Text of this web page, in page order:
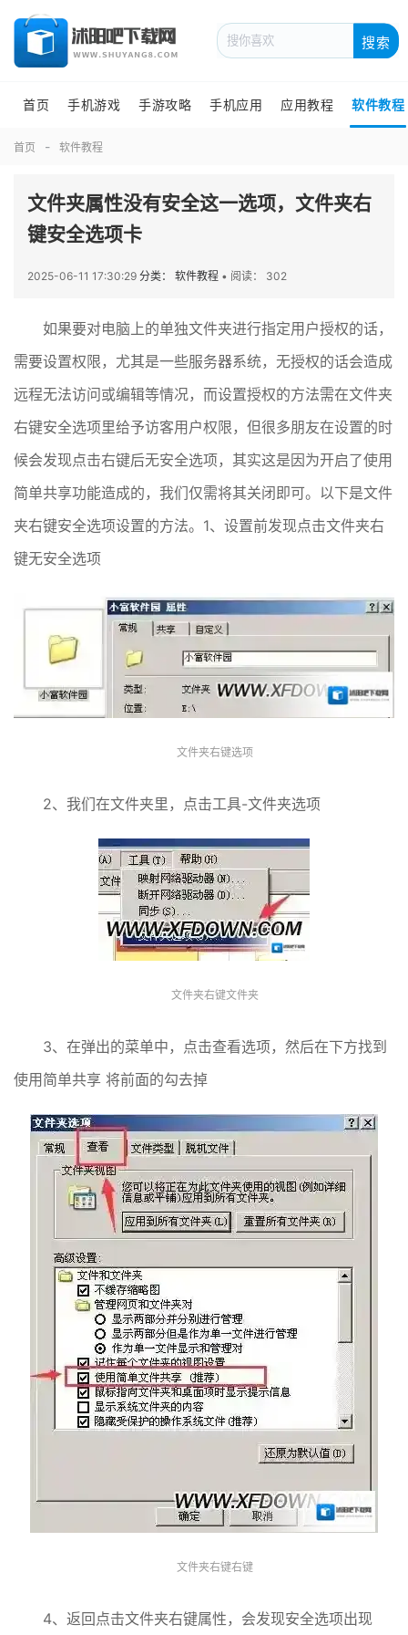
搜索
首页 手机游戏 手游攻略 手机应用 应用教程 软件教程
首页 软件教程
文件夹属性没有安全这一选项，文件夹右
键安全选项卡
2025-06-11 17:30:29 分类： 软件教程 • 阅读： 302
如果要对电脑上的单独文件夹进行指定用户授权的话，
需要设置权限，尤其是一些服务器系统，无授权的话会造成
远程无法访问或编辑等情况，而设置授权的方法需在文件夹
右键安全选项里给予访客用户权限，但很多朋友在设置的时
候会发现点击右键后无安全选项，其实这是因为开启了使用
简单共享功能造成的，我们仅需将其关闭即可。以下是文件
夹右键安全选项设置的方法。1、设置前发现点击文件夹右
键无安全选项
文件夹右键选项
2、我们在文件夹里，点击工具-文件夹选项
文件夹右键文件夹
3、在弹出的菜单中，点击查看选项，然后在下方找到
使用简单共享 将前面的勾去掉
文件夹右键右键
4、返回点击文件夹右键属性，会发现安全选项出现